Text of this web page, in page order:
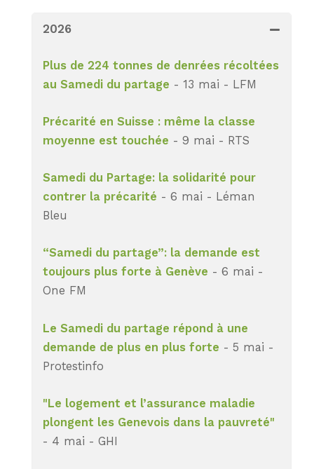
2026
Plus de 224 tonnes de denrées récoltées
au Samedi du partage - 13 mai - LFM
Précarité en Suisse : même la classe
moyenne est touchée - 9 mai - RTS
Samedi du Partage: la solidarité pour
contrer la précarité - 6 mai - Léman
Bleu
“Samedi du partage”: la demande est
toujours plus forte à Genève - 6 mai -
One FM
Le Samedi du partage répond à une
demande de plus en plus forte - 5 mai -
Protestinfo
"Le logement et l’assurance maladie
plongent les Genevois dans la pauvreté"
- 4 mai - GHI